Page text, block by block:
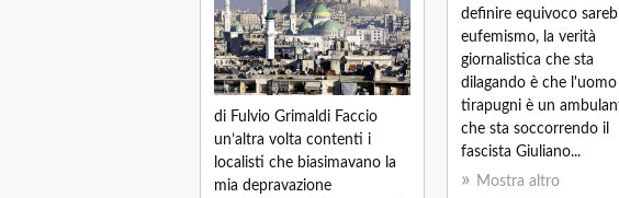
di Fulvio Grimaldi Faccio
un’altra volta contenti i
localisti che biasimavano la
mia depravazione
definire equivoco
eufemismo, la verità
giornalistica che sta
dilagando è che l'uomo
tirapugni è un
che sta soccorrendo il
fascista Giuliano...
Mostra altro